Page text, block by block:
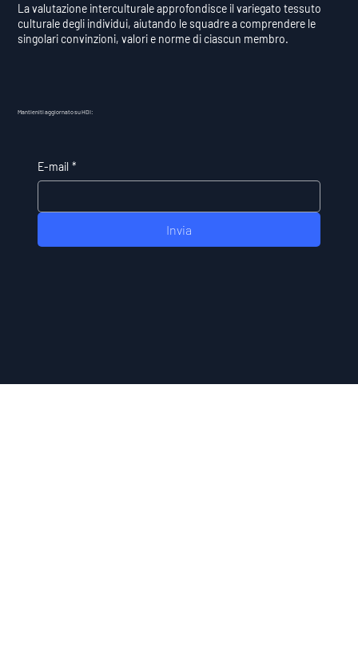
La valutazione interculturale approfondisce il variegato tessuto
culturale degli individui, aiutando le squadre a comprendere le
singolari convinzioni, valori e norme di ciascun membro.
Mantieniti aggiornato su HDI:
E-mail *
Invia